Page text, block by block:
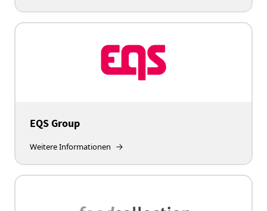
EQS Group
Weitere Informationen